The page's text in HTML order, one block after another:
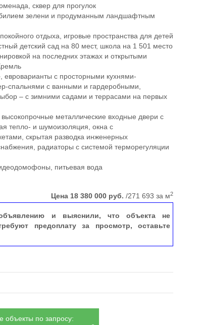
сквер для прогулок
зелени и продуманным ландшафтным
отдыха, игровые пространства для детей
детский сад на 80 мест, школа на 1 501 место
на последних этажах и открытыми
с просторными кухнями-
спальнями с ванными и гардеробными,
– с зимними садами и террасами на первых
металлические входные двери с
тепло- и шумоизоляция, окна с
скрытая разводка инженерных
радиаторы с системой терморегуляции
питьевая вода
Цена 18 380 000 руб. /271 693 за м2
и выяснили, что объекта не
предоплату за просмотр, оставьте
объекты по запросу: